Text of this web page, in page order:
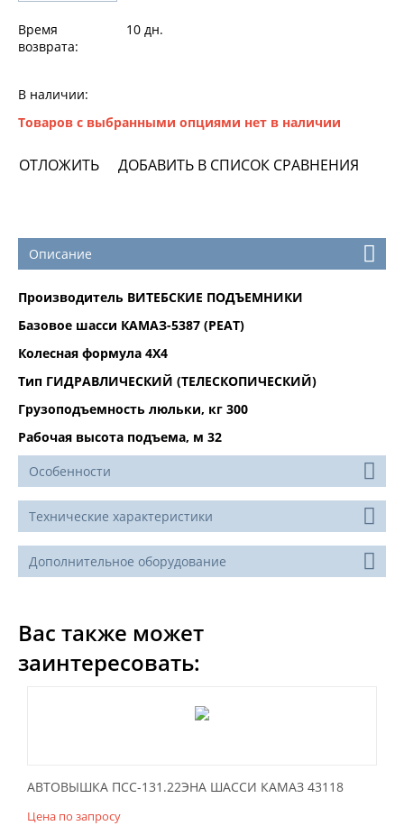
Время
возврата:
10 дн.
В наличии:
Товаров с выбранными опциями нет в наличии
ОТЛОЖИТЬ ДОБАВИТЬ В СПИСОК СРАВНЕНИЯ
Описание
Производитель ВИТЕБСКИЕ ПОДЪЕМНИКИ
Базовое шасси КАМАЗ-5387 (РЕАТ)
Колесная формула 4Х4
Тип ГИДРАВЛИЧЕСКИЙ (ТЕЛЕСКОПИЧЕСКИЙ)
Грузоподъемность люльки, кг 300
Рабочая высота подъема, м 32
Особенности
Технические характеристики
Дополнительное оборудование
Вас также может
заинтересовать:
АВТОВЫШКА ПСС-131.22ЭНА ШАССИ КАМАЗ 43118
Цена по запросу